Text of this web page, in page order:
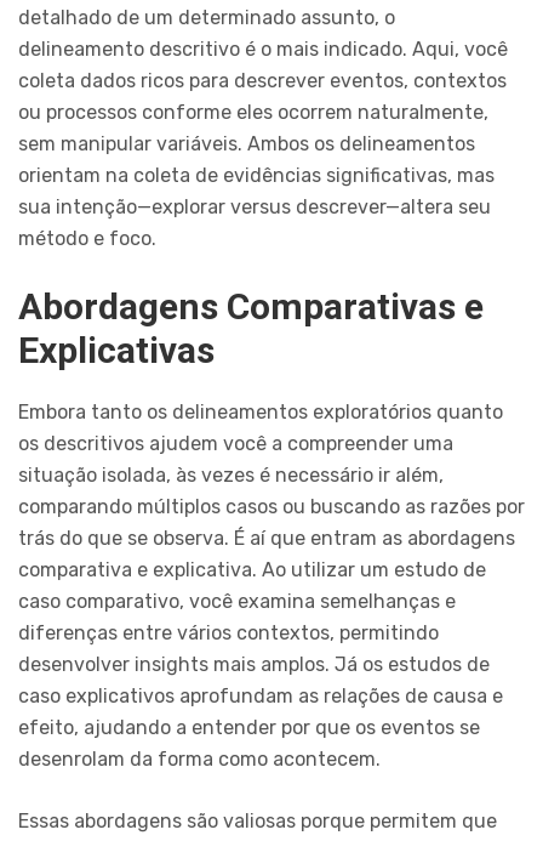
detalhado de um determinado assunto, o
delineamento descritivo é o mais indicado. Aqui, você
coleta dados ricos para descrever eventos, contextos
ou processos conforme eles ocorrem naturalmente,
sem manipular variáveis. Ambos os delineamentos
orientam na coleta de evidências significativas, mas
sua intenção—explorar versus descrever—altera seu
método e foco.
Abordagens Comparativas e
Explicativas
Embora tanto os delineamentos exploratórios quanto
os descritivos ajudem você a compreender uma
situação isolada, às vezes é necessário ir além,
comparando múltiplos casos ou buscando as razões por
trás do que se observa. É aí que entram as abordagens
comparativa e explicativa. Ao utilizar um estudo de
caso comparativo, você examina semelhanças e
diferenças entre vários contextos, permitindo
desenvolver insights mais amplos. Já os estudos de
caso explicativos aprofundam as relações de causa e
efeito, ajudando a entender por que os eventos se
desenrolam da forma como acontecem.
Essas abordagens são valiosas porque permitem que